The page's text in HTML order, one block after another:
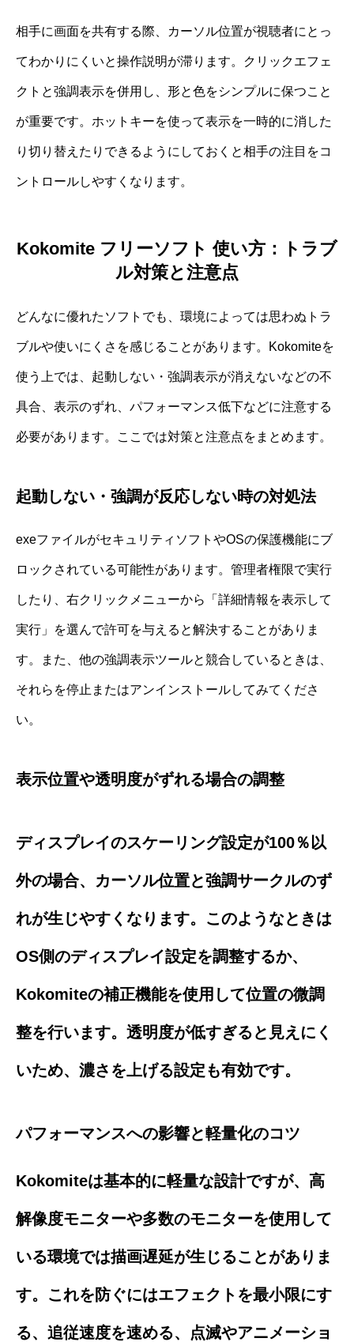
相手に画面を共有する際、カーソル位置が視聴者にとっ
てわかりにくいと操作説明が滞ります。クリックエフェ
クトと強調表示を併用し、形と色をシンプルに保つこと
が重要です。ホットキーを使って表示を一時的に消した
り切り替えたりできるようにしておくと相手の注目をコ
ントロールしやすくなります。
Kokomite フリーソフト 使い方：トラブ
ル対策と注意点
どんなに優れたソフトでも、環境によっては思わぬトラ
ブルや使いにくさを感じることがあります。Kokomiteを
使う上では、起動しない・強調表示が消えないなどの不
具合、表示のずれ、パフォーマンス低下などに注意する
必要があります。ここでは対策と注意点をまとめます。
起動しない・強調が反応しない時の対処法
exeファイルがセキュリティソフトやOSの保護機能にブ
ロックされている可能性があります。管理者権限で実行
したり、右クリックメニューから「詳細情報を表示して
実行」を選んで許可を与えると解決することがありま
す。また、他の強調表示ツールと競合しているときは、
それらを停止またはアンインストールしてみてくださ
い。
表示位置や透明度がずれる場合の調整
ディスプレイのスケーリング設定が100％以
外の場合、カーソル位置と強調サークルのず
れが生じやすくなります。このようなときは
OS側のディスプレイ設定を調整するか、
Kokomiteの補正機能を使用して位置の微調
整を行います。透明度が低すぎると見えにく
いため、濃さを上げる設定も有効です。
パフォーマンスへの影響と軽量化のコツ
Kokomiteは基本的に軽量な設計ですが、高
解像度モニターや多数のモニターを使用して
いる環境では描画遅延が生じることがありま
す。これを防ぐにはエフェクトを最小限にす
る、追従速度を速める、点滅やアニメーショ